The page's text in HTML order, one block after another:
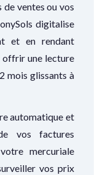
de ventes ou vos
digitalise
et en rendant
offrir une lecture
mois glissants à
automatique et
vos factures
mercuriale
vos prix